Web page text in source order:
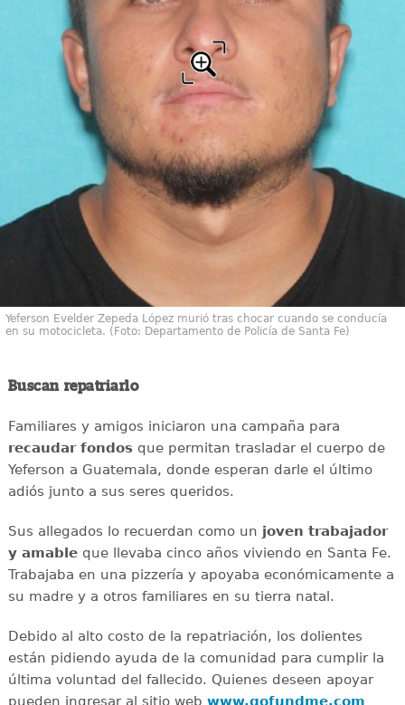
Yeferson Evelder Zepeda López murió tras chocar cuando se conducía
en su motocicleta. (Foto: Departamento de Policía de Santa Fe)
Buscan repatriarlo
Familiares y amigos iniciaron una campaña para
recaudar fondosque permitan trasladar el cuerpo de
Yeferson a Guatemala, donde esperan darle el último
adiós junto a sus seres queridos.
Sus allegados lo recuerdan como un joven trabajador
y amableque llevaba cinco años viviendo en Santa Fe.
Trabajaba en una pizzería y apoyaba económicamente a
su madre y a otros familiares en su tierra natal.
Debido al alto costo de la repatriación, los dolientes
están pidiendo ayuda de la comunidad para cumplir la
última voluntad del fallecido. Quienes deseen apoyar
pueden ingresar al sitio web www.gofundme.com